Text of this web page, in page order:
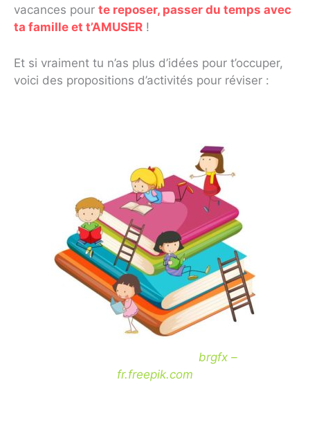
vacances pour te reposer, passer du temps avec
ta famille et t’AMUSER !
Et si vraiment tu n’as plus d’idées pour t’occuper,
voici des propositions d’activités pour réviser :
brgfx –
fr.freepik.com